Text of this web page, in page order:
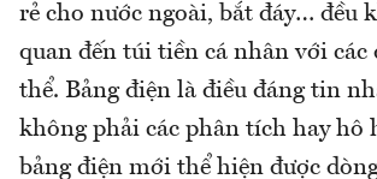
rẻ cho nước ngoài, bắt đáy… đều
quan đến túi tiền cá nhân với các
thể. Bảng điện là điều đáng tin
không phải các phân tích hay hô
bảng điện mới thể hiện được